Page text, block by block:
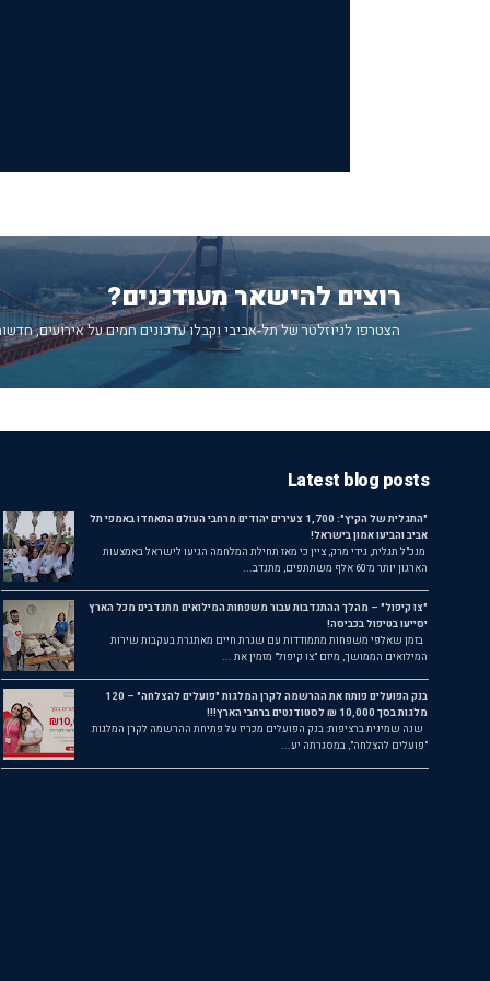
רוצים להישאר מעודכנים?
הצטרפו לניוזלטר של תל-אביבי וקבלו עדכונים חמים על אירועים,
Latest blog posts
"התגלית של הקיץ": 1,700 צעירים יהודים מרחבי העולם התאחדו באמפי תל
אביב והביעו אמון בישראל!
מנכ"ל תגלית, גידי מרק, ציין כי מאז תחילת המלחמה הגיעו לישראל באמצעות
הארגון יותר מ־60 אלף משתתפים, מתנדב...
"צו קיפול" – מהלך ההתנדבות עבור משפחות המילואים מתנדבים מכל הארץ
יסייעו בטיפול בכביסה!
בזמן שאלפי משפחות מתמודדות עם שגרת חיים מאתגרת בעקבות שירות
המילואים הממושך, מיזם "צו קיפול" מזמין את ...
בנק הפועלים פותח את ההרשמה לקרן המלגות "פועלים להצלחה" – 120
מלגות בסך 10,000 ₪ לסטודנטים ברחבי הארץ!!!
שנה שמינית ברציפות: בנק הפועלים מכריז על פתיחת ההרשמה לקרן המלגות
"פועלים להצלחה", במסגרתה יע...